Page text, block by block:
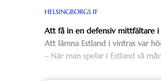
HELSINGBORGS IF
Att få in en defensiv mittfältare i
Att lämna Estland i vintras var
– När man spelar i Estland så